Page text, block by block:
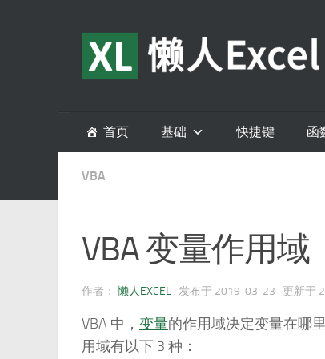
首页 基础 快捷键 函
VBA
VBA 变量作用域
作者：懒人EXCEL · 发布于 2019-03-23 · 更新于
VBA 中， 变量的作用域决定变量在哪
用域有以下 3 种：